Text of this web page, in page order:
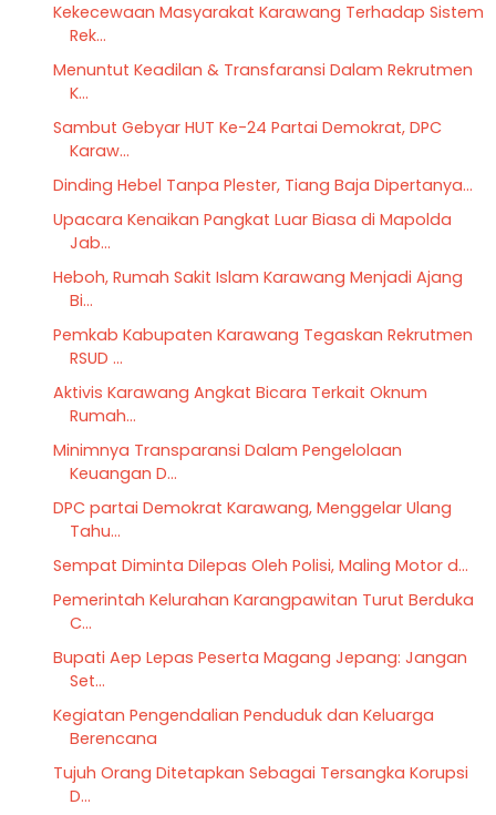
Kekecewaan Masyarakat Karawang Terhadap Sistem
Rek...
Menuntut Keadilan & Transfaransi Dalam Rekrutmen
K...
Sambut Gebyar HUT Ke-24 Partai Demokrat, DPC
Karaw...
Dinding Hebel Tanpa Plester, Tiang Baja Dipertanya...
Upacara Kenaikan Pangkat Luar Biasa di Mapolda
Jab...
Heboh, Rumah Sakit Islam Karawang Menjadi Ajang
Bi...
Pemkab Kabupaten Karawang Tegaskan Rekrutmen
RSUD ...
Aktivis Karawang Angkat Bicara Terkait Oknum
Rumah...
Minimnya Transparansi Dalam Pengelolaan
Keuangan D...
DPC partai Demokrat Karawang, Menggelar Ulang
Tahu...
Sempat Diminta Dilepas Oleh Polisi, Maling Motor d...
Pemerintah Kelurahan Karangpawitan Turut Berduka
C...
Bupati Aep Lepas Peserta Magang Jepang: Jangan
Set...
Kegiatan Pengendalian Penduduk dan Keluarga
Berencana
Tujuh Orang Ditetapkan Sebagai Tersangka Korupsi
D...